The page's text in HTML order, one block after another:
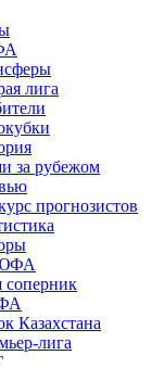
лига
за рубежом
прогнозистов
Казахстана
лига